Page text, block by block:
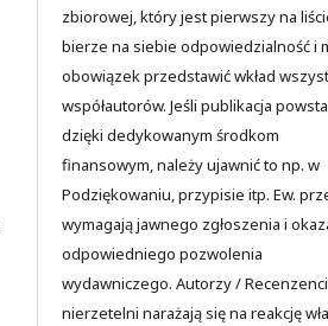
zbiorowej, który jest pierwszy na
bierze na siebie odpowiedzialność i
obowiązek przedstawić wkład
współautorów. Jeśli publikacja
dzięki dedykowanym środkom
finansowym, należy ujawnić to np. w
Podziękowaniu, przypisie itp. Ew.
wymagają jawnego zgłoszenia i
odpowiedniego pozwolenia
wydawniczego. Autorzy / Recenzenci
nierzetelni narażają się na reakcję